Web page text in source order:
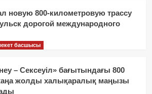
новую 800-километровую трассу
дорогой международного
басшысы
– Сексеуіл» бағытындағы 800
жолды халықаралық маңызы